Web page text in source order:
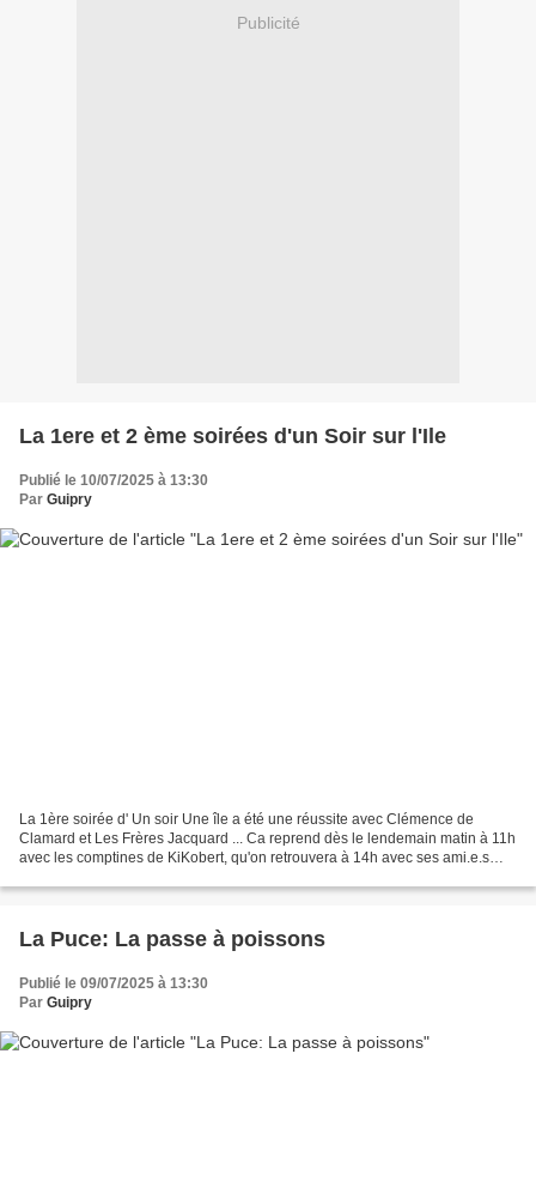
Publicité
La 1ere et 2 ème soirées d'un Soir sur l'Ile
Publié le 10/07/2025 à 13:30
Par Guipry
La 1ère soirée d' Un soir Une île a été une réussite avec Clémence de
Clamard et Les Frères Jacquard ... Ca reprend dès le lendemain matin à 11h
avec les comptines de KiKobert, qu'on retrouvera à 14h avec ses ami.e.s
La Puce: La passe à poissons
Publié le 09/07/2025 à 13:30
Par Guipry